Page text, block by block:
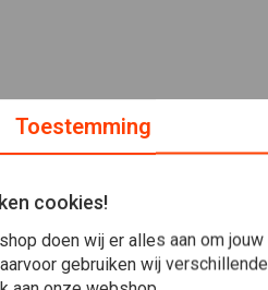
Toestemming
cookies!
doen wij er alles aan om
gebruiken wij